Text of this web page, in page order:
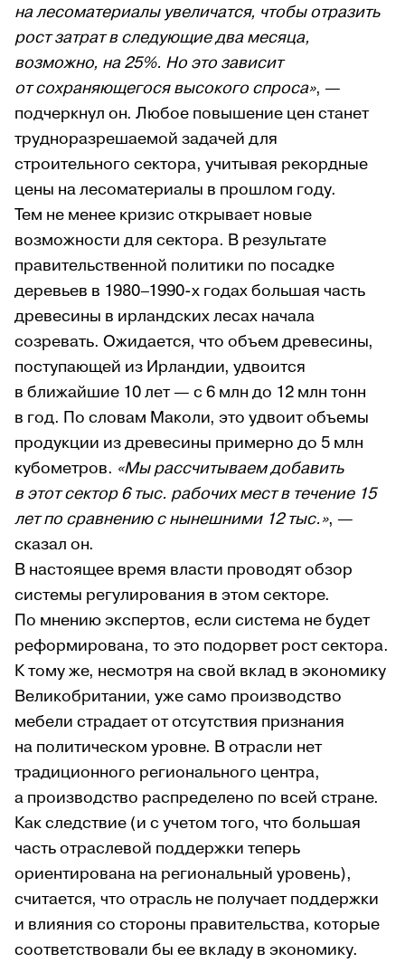
на лесоматериалы увеличатся, чтобы отразить
рост затрат в следующие два месяца,
возможно, на 25%. Но это зависит
от сохраняющегося высокого спроса», —
подчеркнул он. Любое повышение цен станет
трудноразрешаемой задачей для
строительного сектора, учитывая рекордные
цены на лесоматериалы в прошлом году.
Тем не менее кризис открывает новые
возможности для сектора. В результате
правительственной политики по посадке
деревьев в 1980–1990-х годах большая часть
древесины в ирландских лесах начала
созревать. Ожидается, что объем древесины,
поступающей из Ирландии, удвоится
в ближайшие 10 лет — с 6 млн до 12 млн тонн
в год. По словам Маколи, это удвоит объемы
продукции из древесины примерно до 5 млн
кубометров. «Мы рассчитываем добавить
в этот сектор 6 тыс. рабочих мест в течение 15
лет по сравнению с нынешними 12 тыс.», —
сказал он.
В настоящее время власти проводят обзор
системы регулирования в этом секторе.
По мнению экспертов, если система не будет
реформирована, то это подорвет рост сектора.
К тому же, несмотря на свой вклад в экономику
Великобритании, уже само производство
мебели страдает от отсутствия признания
на политическом уровне. В отрасли нет
традиционного регионального центра,
а производство распределено по всей стране.
Как следствие (и с учетом того, что большая
часть отраслевой поддержки теперь
ориентирована на региональный уровень),
считается, что отрасль не получает поддержки
и влияния со стороны правительства, которые
соответствовали бы ее вкладу в экономику.